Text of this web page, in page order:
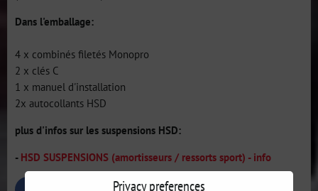
Dans l'emballage:
4 x combinés filetés Monopro
2 x clés C
1 x manuel d'installation
2x autocollants HSD
plus d'infos sur les suspensions HSD:
- HSD SUSPENSIONS (amortisseurs / ressorts sport) - info
Privacy preferences